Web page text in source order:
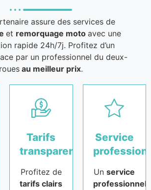
assure des services de
et remorquage motoavec une
rapide 24h/7j. Profitez d’un
par un professionnel du deux-
roues au meilleur prix.
Tarifs
transparents
Profitez de
tarifs clairs
Service
Unservice
professionnel